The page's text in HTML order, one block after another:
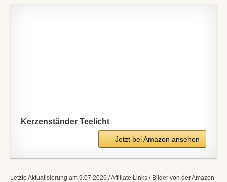
Kerzenständer Teelicht
Jetzt bei Amazon ansehen
Letzte Aktualisierung am 9.07.2026 / Affiliate Links / Bilder von der Amazon